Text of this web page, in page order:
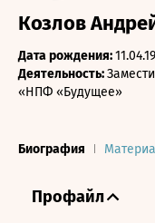
Козлов
Дата рождения:
Деятельность:
«НПФ «Будущее»
Биография
Профайл